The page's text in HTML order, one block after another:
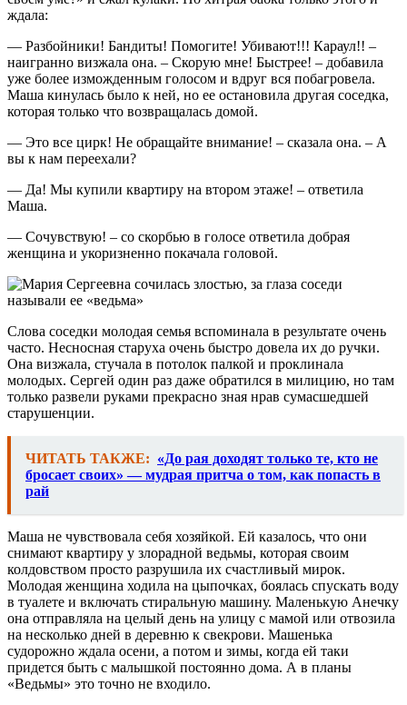
ждала:
— Разбойники! Бандиты! Помогите! Убивают!!! Караул!! –
наигранно визжала она. – Скорую мне! Быстрее! – добавила
уже более изможденным голосом и вдруг вся побагровела.
Маша кинулась было к ней, но ее остановила другая соседка,
которая только что возвращалась домой.
— Это все цирк! Не обращайте внимание! – сказала она. – А
вы к нам переехали?
— Да! Мы купили квартиру на втором этаже! – ответила
Маша.
— Сочувствую! – со скорбью в голосе ответила добрая
женщина и укоризненно покачала головой.
Слова соседки молодая семья вспоминала в результате очень
часто. Несносная старуха очень быстро довела их до ручки.
Она визжала, стучала в потолок палкой и проклинала
молодых. Сергей один раз даже обратился в милицию, но там
только развели руками прекрасно зная нрав сумасшедшей
старушенции.
ЧИТАТЬ ТАКЖЕ: «До рая доходят только те, кто не
бросает своих» — мудрая притча о том, как попасть в
рай
Маша не чувствовала себя хозяйкой. Ей казалось, что они
снимают квартиру у злорадной ведьмы, которая своим
колдовством просто разрушила их счастливый мирок.
Молодая женщина ходила на цыпочках, боялась спускать воду
в туалете и включать стиральную машину. Маленькую Анечку
она отправляла на целый день на улицу с мамой или отвозила
на несколько дней в деревню к свекрови. Машенька
судорожно ждала осени, а потом и зимы, когда ей таки
придется быть с малышкой постоянно дома. А в планы
«Ведьмы» это точно не входило.